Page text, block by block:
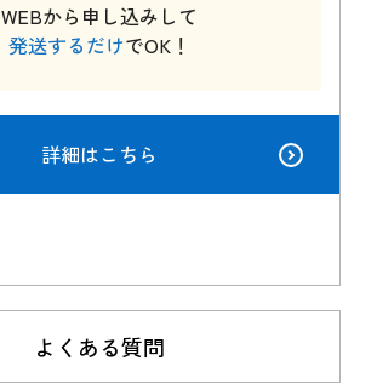
WEBから申し込みして
発送するだけでOK！
詳細はこちら
よくある質問